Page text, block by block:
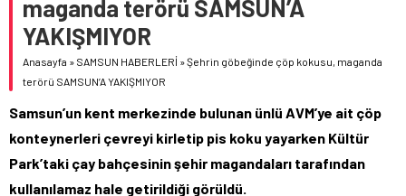
DOLAR
47,7111
55,1881
maganda terörü SAMSUN’A
YAKIŞMIYOR
Anasayfa » SAMSUN HABERLERİ »Şehrin göbeğinde çöp kokusu, maganda
terörü SAMSUN’A YAKIŞMIYOR
Samsun’un kent merkezinde bulunan ünlü AVM’ye ait çöp
konteynerleri çevreyi kirletip pis koku yayarken Kültür
Park’taki çay bahçesinin şehir magandaları tarafından
kullanılamaz hale getirildiği görüldü.